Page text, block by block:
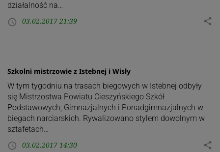
działalność na…
access_time 03.02.2017 21:39 share
Szkolni mistrzowie z Istebnej i Wisły
W tym tygodniu na trasach biegowych w Istebnej odbyły
się Mistrzostwa Powiatu Cieszyńskiego Szkół
Podstawowych, Gimnazjalnych i Ponadgimnazjalnych w
biegach narciarskich. Rywalizowano stylem dowolnym w
sztafetach…
access_time 03.02.2017 14:30 share